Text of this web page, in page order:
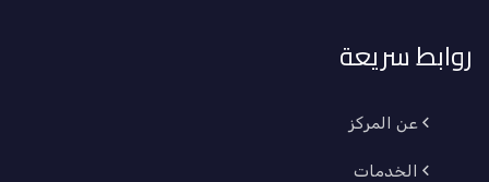
روابط سريعة
عن المركز
الخدمات